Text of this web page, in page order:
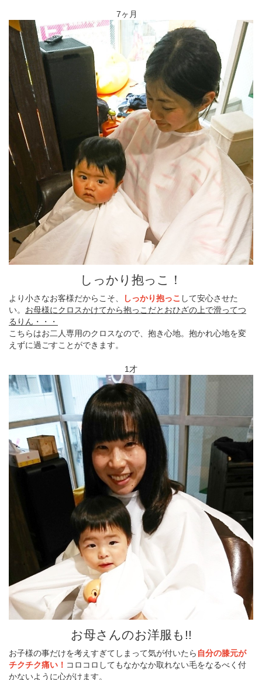
7ヶ月
しっかり抱っこ！
より小さなお客様だからこそ、 しっかり抱っこ して安心させた
い。 お母様にクロスかけてから抱っこだとおひざの上で滑ってつ
るりん・・・
こちらはお二人専用のクロスなので、抱き心地。抱かれ心地を変
えずに過ごすことができます。
1才
お母さんのお洋服も!!
お子様の事だけを考えすぎてしまって気が付いたら 自分の膝元が
チクチク痛い！ コロコロしてもなかなか取れない毛をなるべく付
かないように心がけます。